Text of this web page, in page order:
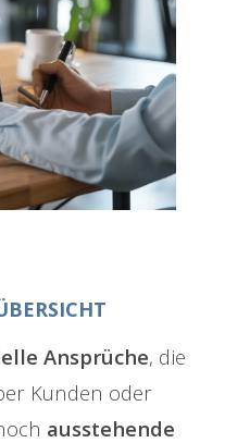
Ansprüche, die
Kunden oder
ausstehende